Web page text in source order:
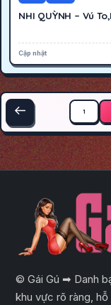
NHI QUỲNH – Vú
Cập nhật
Phân trang bài viết
1
© Gái Gú ➡ Danh
khu vực rõ ràng,